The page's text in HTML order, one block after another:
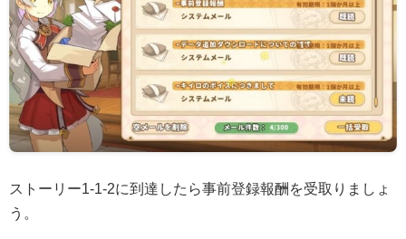
ストーリー1-1-2に到達したら事前登録報酬を受取りましょ
う。